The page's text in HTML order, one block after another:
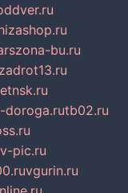
bu.ru
doroga.rutb02.ru
pic.ru
vgurin.ru